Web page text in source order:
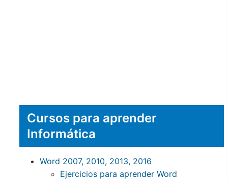
Cursos para aprender
Informática
Word 2007, 2010, 2013, 2016
Ejercicios para aprender Word